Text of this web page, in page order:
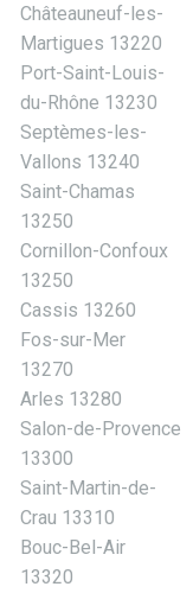
Châteauneuf-les-
Martigues 13220
Port-Saint-Louis-
du-Rhône 13230
Septèmes-les-
Vallons 13240
Saint-Chamas
13250
Cornillon-Confoux
13250
Cassis 13260
Fos-sur-Mer
13270
Arles 13280
Salon-de-Provence
13300
Saint-Martin-de-
Crau 13310
Bouc-Bel-Air
13320